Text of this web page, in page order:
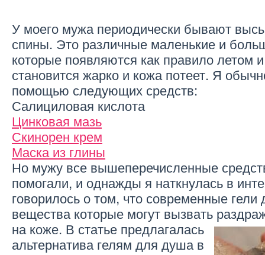
У моего мужа периодически бывают
спины. Это различные маленькие и
которые появляются как правило летом
становится жарко и кожа потеет. Я
помощью следующих средств:
Салициловая кислота
Цинковая мазь
Скинорен крем
Маска из глины
Но мужу все вышеперечисленные
помогали, и однажды я наткнулась в
говорилось о том, что современные
вещества которые могут вызвать
на коже. В статье предлагалась
альтернатива гелям для душа в